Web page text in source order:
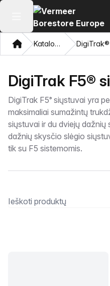
Atidaryti pagrindinį meniu
Namon Katalogas
DigiTrak F5®
DigiTrak F5® siųstuvai yra
maksimaliai sumažintų
siųstuvai ir du dviejų dažnių
dažnių skysčio slėgio
tik su F5 sistemomis.